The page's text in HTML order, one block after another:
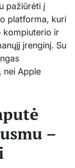
pažiūrėti į
platforma, kuri
kompiuterio ir
įrenginį. Su
nei Apple
–